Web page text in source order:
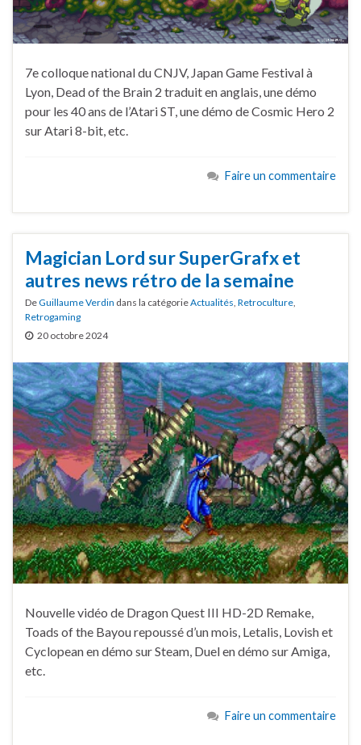
7e colloque national du CNJV, Japan Game Festival à
Lyon, Dead of the Brain 2 traduit en anglais, une démo
pour les 40 ans de l’Atari ST, une démo de Cosmic Hero 2
sur Atari 8-bit, etc.
Faire un commentaire
Magician Lord sur SuperGrafx et
autres news rétro de la semaine
DeGuillaume Verdin dans la catégorieActualités Retroculture
Retrogaming
20 octobre 2024
Nouvelle vidéo de Dragon Quest III HD-2D Remake,
Toads of the Bayou repoussé d’un mois, Letalis, Lovish et
Cyclopean en démo sur Steam, Duel en démo sur Amiga,
etc.
Faire un commentaire